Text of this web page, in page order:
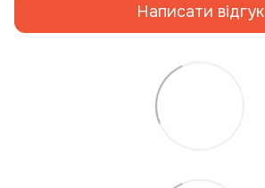
Написати відгук